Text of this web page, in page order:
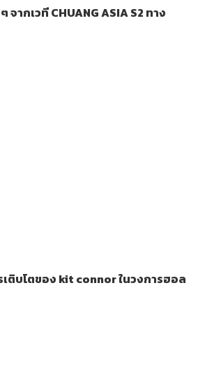
ากเวที CHUANG ASIA S2 ทาง
เติบโตของ kit connor ในวงการฮอล